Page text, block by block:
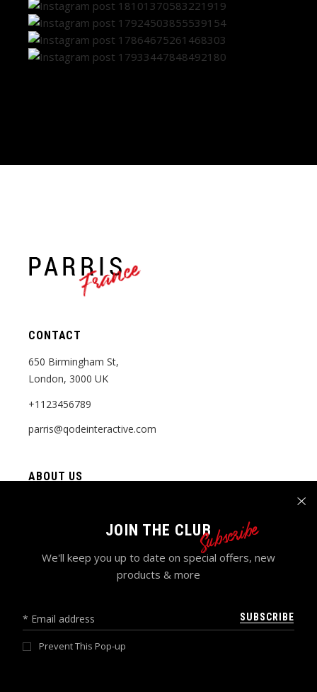
France
CONTACT
650 Birmingham St,
London, 3000 UK
+1123456789
parris@qodeinteractive.com
ABOUT US
Our Collections
CUSTOMER SERVICE
My account
JOIN THE CLUBSubscribe
We'll keep you up to date on special offers, new
products & more
SUBSCRIBE
Prevent This Pop-up